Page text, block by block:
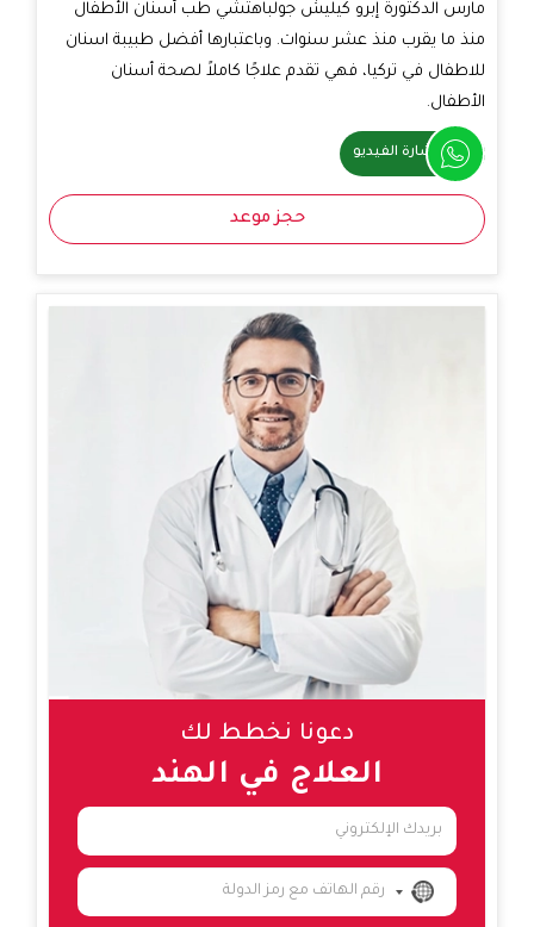
مارس الدكتورة إبرو كيليش جولباهتشي طب أسنان الأطفال
منذ ما يقرب منذ عشر سنوات. وباعتبارها أفضل طبيبة اسنان
للاطفال في تركيا، فهي تقدم علاجًا كاملاً لصحة أسنان
الأطفال.
استشارة الفيديو
حجز موعد
دعونا نخطط لك
العلاج في الهند
NO